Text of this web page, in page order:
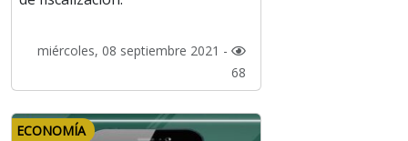
miércoles, 08 septiembre 2021 -
68
ECONOMÍA